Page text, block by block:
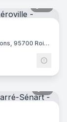
Centre commercial Aéroville, Rue des Buissons, 95700 Roissy-en-France